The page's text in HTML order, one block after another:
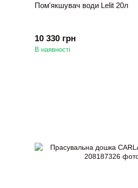
Пом'якшувач води Lelit 20л
10 330 грн
В наявності